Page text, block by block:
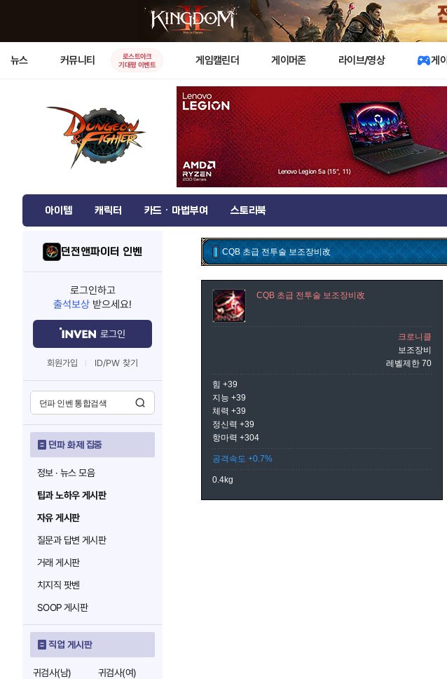
뉴스 커뮤니티
로스트아크
기대평 이벤트
게임캘린더 게이머존 라이브/영상 게
아이템 캐릭터 카드 · 마법부여 스토리북
던전앤파이터 인벤
로그인하고
출석보상 받으세요!
로그인
회원가입 ID/PW 찾기
던파 화제 집중
정보 · 뉴스 모음
팁과 노하우 게시판
자유 게시판
질문과 답변 게시판
거래 게시판
치지직 팟벤
SOOP 게시판
직업 게시판
귀검사(남)
귀검사(여)
CQB 초급 전투술 보조장비改
CQB 초급 전투술 보조장비改
크로니클
보조장비
레벨제한 70
힘 +39
지능 +39
체력 +39
정신력 +39
항마력 +304
공격속도 +0.7%
0.4kg